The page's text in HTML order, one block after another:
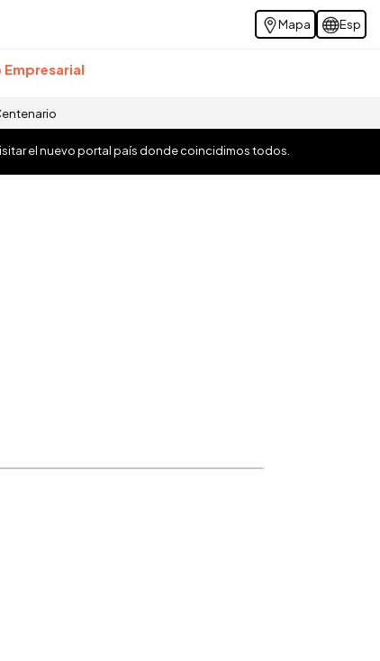
Mapa Esp
el nuevo portal país donde coincidimos todos.